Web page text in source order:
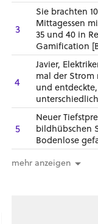
3
Sie brachten
Mittagessen
35 und 40 in
Gamification
4
Javier,
mal der Strom
und
5
Neuer
bildhübschen
Bodenlose
mehr anzeigen